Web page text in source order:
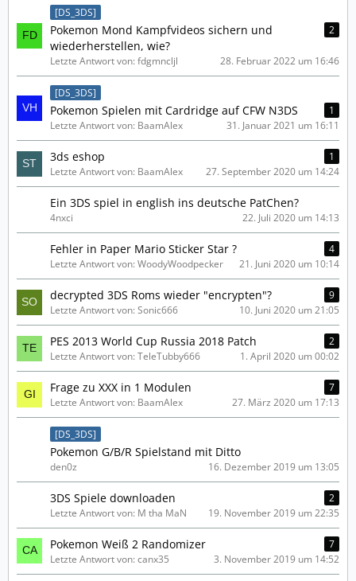
[DS_3DS]
Pokemon Mond Kampfvideos sichern und
wiederherstellen, wie?
2
Letzte Antwort von: fdgmncljl 28. Februar 2022 um 16:46
[DS_3DS]
Pokemon Spielen mit Cardridge auf CFW N3DS
1
Letzte Antwort von: BaamAlex
31. Januar 2021 um 16:11
3ds eshop
1
Letzte Antwort von: BaamAlex
27. September 2020 um 14:24
Ein 3DS spiel in english ins deutsche PatChen?
4nxci 22. Juli 2020 um 14:13
Fehler in Paper Mario Sticker Star ?
4
Letzte Antwort von: WoodyWoodpecker
21. Juni 2020 um 10:14
decrypted 3DS Roms wieder "encrypten"?
9
Letzte Antwort von: Sonic666
10. Juni 2020 um 21:05
PES 2013 World Cup Russia 2018 Patch
2
Letzte Antwort von: TeleTubby666
1. April 2020 um 00:02
Frage zu XXX in 1 Modulen
7
Letzte Antwort von: BaamAlex
27. März 2020 um 17:13
[DS_3DS]
Pokemon G/B/R Spielstand mit Ditto
den0z 16. Dezember 2019 um 13:05
3DS Spiele downloaden
2
Letzte Antwort von: M tha MaN
19. November 2019 um 22:35
Pokemon Weiß 2 Randomizer
7
Letzte Antwort von: canx35
3. November 2019 um 14:52